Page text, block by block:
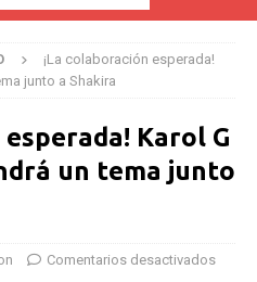
¡La colaboración esperada!
junto a Shakira
Karol G
un tema junto
Comentarios desactivados